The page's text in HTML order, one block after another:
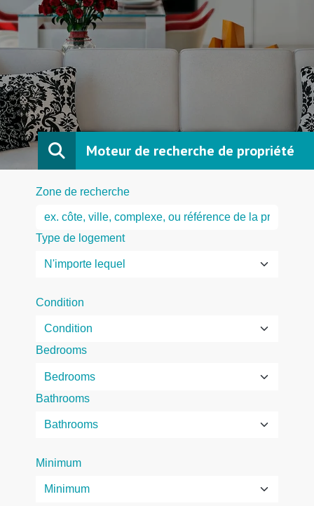
Moteur de recherche de propriété
Zone de recherche
Type de logement
Condition
Bedrooms
Bathrooms
Minimum